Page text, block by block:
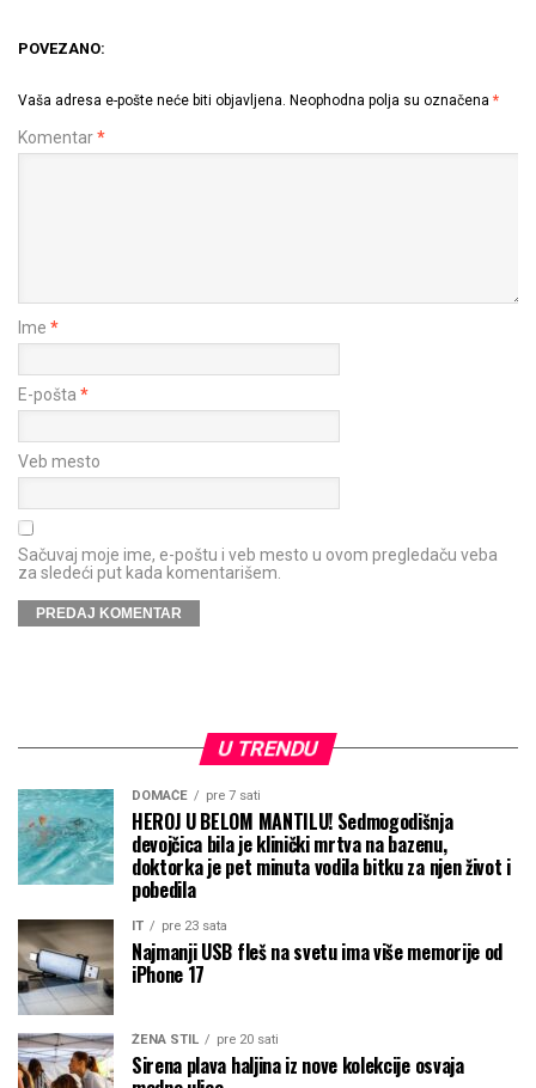
POVEZANO:
Vaša adresa e-pošte neće biti objavljena. Neophodna polja su označena *
Komentar*
Ime *
E-pošta *
Veb mesto
Sačuvaj moje ime, e-poštu i veb mesto u ovom pregledaču veba
za sledeći put kada komentarišem.
U TRENDU
DOMAĆE pre 7 sati
HEROJ U BELOM MANTILU! Sedmogodišnja
devojčica bila je klinički mrtva na bazenu,
doktorka je pet minuta vodila bitku za njen život i
pobedila
IT pre 23 sata
Najmanji USB fleš na svetu ima više memorije od
iPhone 17
ŽENA STIL pre 20 sati
Sirena plava haljina iz nove kolekcije osvaja